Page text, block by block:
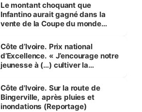
Le montant choquant que
Infantino aurait gagné dans la
vente de la Coupe du monde
Côte d’Ivoire. Prix national
d’Excellence. « J’encourage notre
jeunesse à (…) cultiver la
(Alassane Ouattara
Côte d'Ivoire. Sur la route de
Bingerville, après pluies et
inondations (Reportage)